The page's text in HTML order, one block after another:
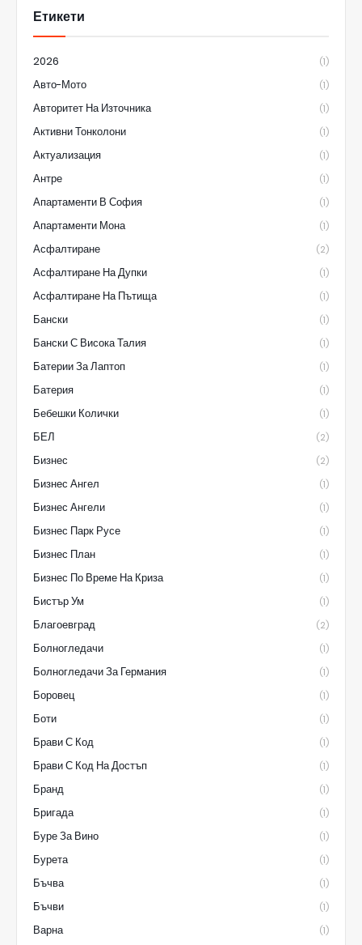
Етикети
2026 (1)
Авто-Мото (1)
Авторитет На Източника (1)
Активни Тонколони (1)
Актуализация (1)
Антре (1)
Апартаменти В София (1)
Апартаменти Мона (1)
Асфалтиране (2)
Асфалтиране На Дупки (1)
Асфалтиране На Пътища (1)
Бански (1)
Бански С Висока Талия (1)
Батерии За Лаптоп (1)
Батерия (1)
Бебешки Колички (1)
БЕЛ (2)
Бизнес (2)
Бизнес Ангел (1)
Бизнес Ангели (1)
Бизнес Парк Русе (1)
Бизнес План (1)
Бизнес По Време На Криза (1)
Бистър Ум (1)
Благоевград (2)
Болногледачи (1)
Болногледачи За Германия (1)
Боровец (1)
Боти (1)
Брави С Код (1)
Брави С Код На Достъп (1)
Бранд (1)
Бригада (1)
Буре За Вино (1)
Бурета (1)
Бъчва (1)
Бъчви (1)
Варна (1)